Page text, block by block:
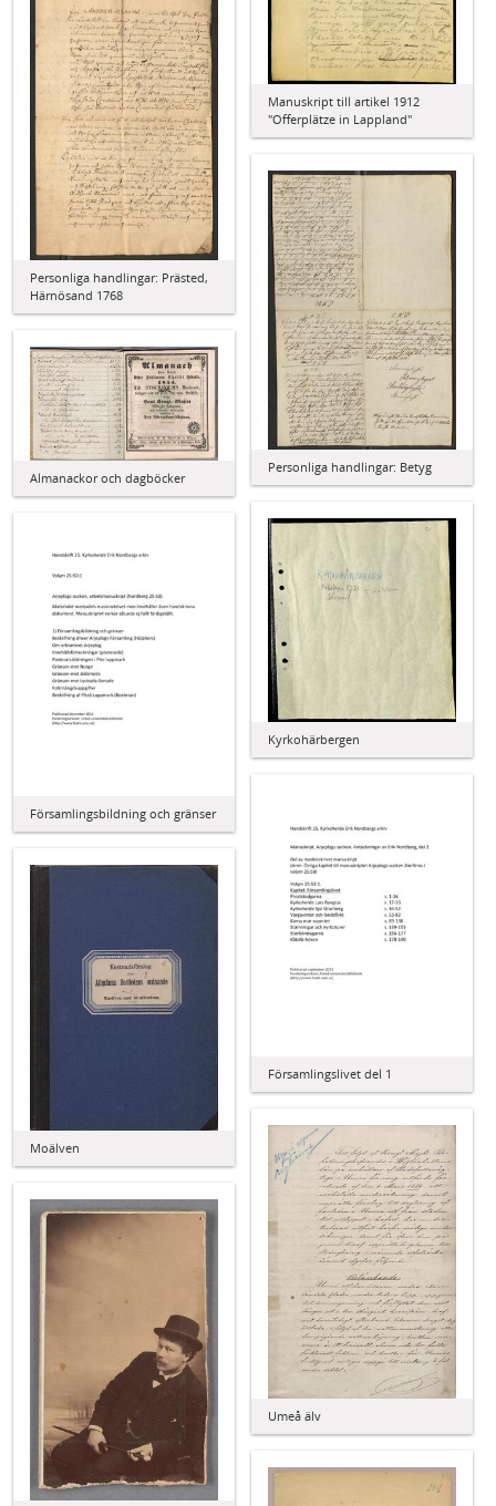
Manuskript till artikel 1912
"Offerplätze in Lappland"
Personliga handlingar: Prästed,
Härnösand 1768
Personliga handlingar: Betyg
Almanackor och dagböcker
Kyrkohärbergen
Församlingsbildning och gränser
Församlingslivet del 1
Moälven
Umeå älv